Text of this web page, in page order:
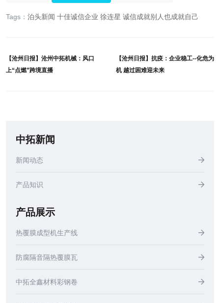
Tags： 泊头新闻 十佳诚信企业 徐连星 诚信成就别人也成就自己
【沧州日报】沧州中拓机械：风口
上“点燃”跨境直播
【沧州日报】抗疫：企业稳工--化危为
机 越过困难迎未来
中拓新闻
新闻动态
产品知识
产品展示
热覆膜成型机生产线
防腐隔音隔热覆膜瓦
中拓全鑫材料彩钢卷